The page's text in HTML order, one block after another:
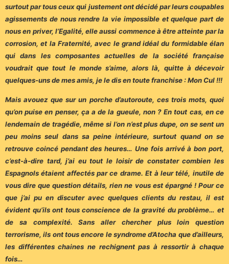
surtout par tous ceux qui justement ont décidé par leurs coupables
agissements de nous rendre la vie impossible et quelque part de
nous en priver, l’Egalité, elle aussi commence à être atteinte par la
corrosion, et la Fraternité, avec le grand idéal du formidable élan
qui dans les composantes actuelles de la société française
voudrait que tout le monde s’aime, alors là, quitte à décevoir
quelques-uns de mes amis, je le dis en toute franchise : Mon Cul !!!
Mais avouez que sur un porche d’autoroute, ces trois mots, quoi
qu’on puise en penser, ça a de la gueule, non ? En tout cas, en ce
lendemain de tragédie, même si l’on n’est plus dupe, on se sent un
peu moins seul dans sa peine intérieure, surtout quand on se
retrouve coincé pendant des heures… Une fois arrivé à bon port,
c’est-à-dire tard, j’ai eu tout le loisir de constater combien les
Espagnols étaient affectés par ce drame. Et à leur télé, inutile de
vous dire que question détails, rien ne vous est épargné ! Pour ce
que j’ai pu en discuter avec quelques clients du restau, il est
évident qu’ils ont tous conscience de la gravité du problème… et
de sa complexité. Sans aller chercher plus loin question
terrorisme, ils ont tous encore le syndrome d’Atocha que d’ailleurs,
les différentes chaines ne rechignent pas à ressortir à chaque
fois…